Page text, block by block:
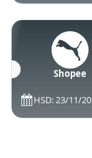
Shopee
HSD: 23/11/